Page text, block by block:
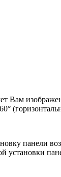
Вам
панели